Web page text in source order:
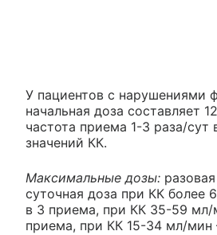
У пациентов с нарушениями
начальная доза составляет
частота приема 1-3 раза/сут
значений КК.
Максимальные дозы:
суточная доза при КК более
в 3 приема, при КК 35-59 мл/
приема, при КК 15-34 мл/мин